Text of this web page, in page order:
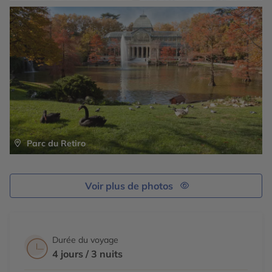
Parc du Retiro
Voir plus de photos
Durée du voyage
4 jours / 3 nuits